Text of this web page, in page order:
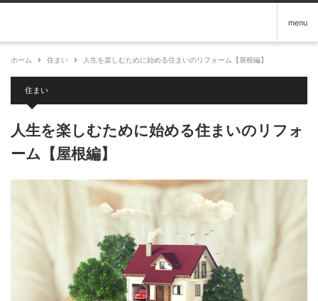
menu
ホーム 住まい 人生を楽しむために始める住まいのリフォーム【屋根編】
住まい
人生を楽しむために始める住まいのリフォ
ーム【屋根編】